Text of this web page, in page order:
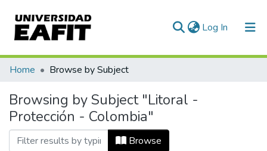
Log In (current)
Communities & Collections
All of DSpace
Home Browse by Subject
Browsing by Subject "Litoral -
Protección - Colombia"
Browse